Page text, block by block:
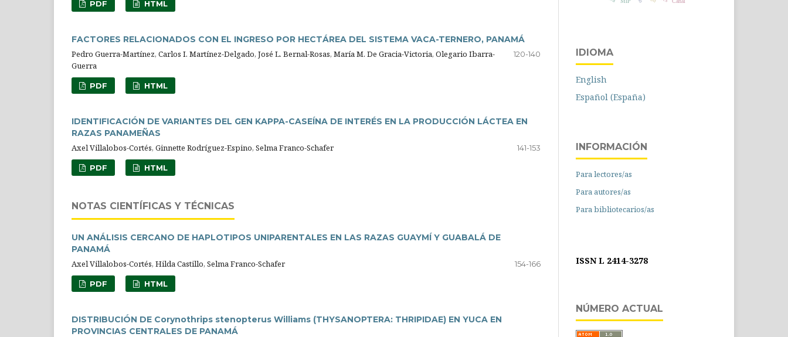
PDF HTML
FACTORES RELACIONADOS CON EL INGRESO POR HECTÁREA DEL SISTEMA VACA-TERNERO, PANAMÁ
Pedro Guerra-Martínez, Carlos I. Martínez-Delgado, José L. Bernal-Rosas, María M. De Gracia-Victoria, Olegario Ibarra-
Guerra
120-140
PDF HTML
IDENTIFICACIÓN DE VARIANTES DEL GEN KAPPA-CASEÍNA DE INTERÉS EN LA PRODUCCIÓN LÁCTEA EN
RAZAS PANAMEÑAS
Axel Villalobos-Cortés, Ginnette Rodríguez-Espino, Selma Franco-Schafer
141-153
PDF HTML
NOTAS CIENTÍFICAS Y TÉCNICAS
UN ANÁLISIS CERCANO DE HAPLOTIPOS UNIPARENTALES EN LAS RAZAS GUAYMÍ Y GUABALÁ DE
PANAMÁ
Axel Villalobos-Cortés, Hilda Castillo, Selma Franco-Schafer
154-166
PDF HTML
DISTRIBUCIÓN DE Corynothrips stenopterus Williams (THYSANOPTERA: THRIPIDAE) EN YUCA EN
PROVINCIAS CENTRALES DE PANAMÁ
IDIOMA
English
Español (España)
INFORMACIÓN
Para lectores/as
Para autores/as
Para bibliotecarios/as
ISSN L 2414-3278
NÚMERO ACTUAL